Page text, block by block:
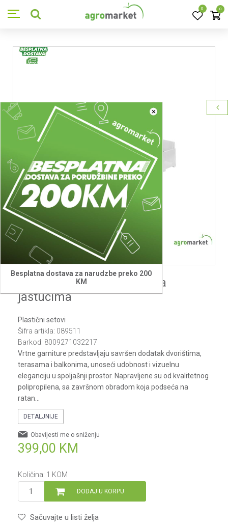
0 0
×
Besplatna dostava za narudzbe preko 200
KM
Baštenski set Garda beli sa
jastucima
Plastični setovi
Šifra artikla: 089511
Barkod: 8009271032217
Vrtne garniture predstavljaju savršen dodatak dvorištima,
terasama i balkonima, unoseći udobnost i vizuelnu
eleganciju u spoljašnji prostor. Napravljene su od kvalitetnog
polipropilena, sa završnom obradom koja podseća na
ratan
DETALJNIJE
399,00 KM
Obavijesti me o sniženju
Količina: 1 KOM
DODAJ U KORPU
Sačuvajte u listi želja